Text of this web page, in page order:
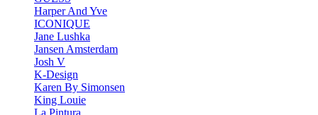
Harper And Yve
ICONIQUE
Jane Lushka
Jansen Amsterdam
Josh V
K-Design
Karen By Simonsen
King Louie